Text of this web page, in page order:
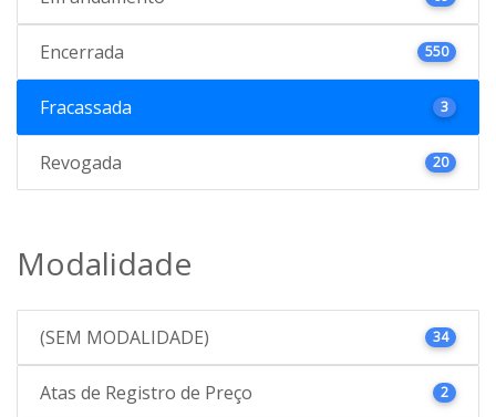
Encerrada 550
Fracassada 3
Revogada 20
Modalidade
(SEM MODALIDADE) 34
Atas de Registro de Preço 2